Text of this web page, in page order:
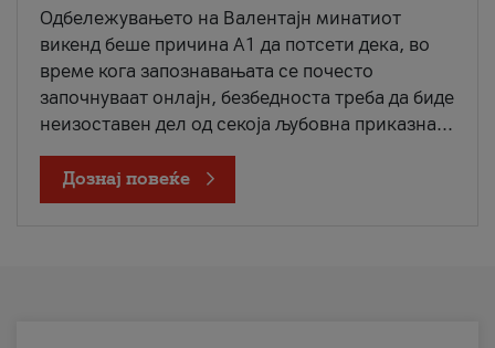
Одбележувањето на Валентајн минатиот
викенд беше причина А1 да потсети дека, во
време кога запознавањата се почесто
започнуваат онлајн, безбедноста треба да биде
неизоставен дел од секоја љубовна приказна...
Дознај повеќе